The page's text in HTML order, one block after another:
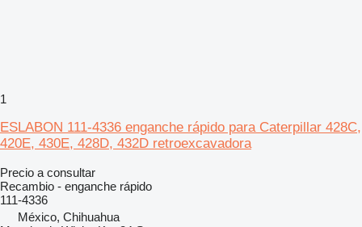
1
ESLABON 111-4336 enganche rápido para Caterpillar 428C,
420E, 430E, 428D, 432D retroexcavadora
Precio a consultar
Recambio - enganche rápido
111-4336
México, Chihuahua